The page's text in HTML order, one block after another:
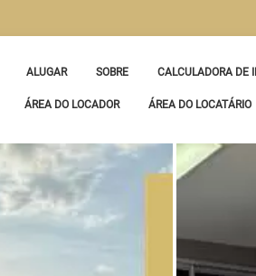
ALUGAR SOBRE CALCULADORA DE
ÁREA DO LOCADOR ÁREA DO LOCATÁRIO